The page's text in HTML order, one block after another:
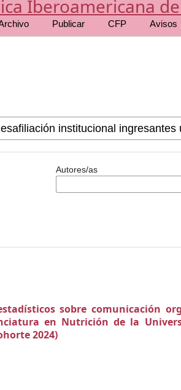
Publicar CFP Avisos
Autores/as
sobre comunicación
en Nutrición de la
2024)